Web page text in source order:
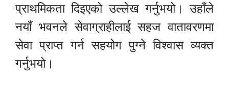
प्राथमिकता दिइएको उल्लेख गर्नुभयो। उहाँले
नयाँ भवनले सेवाग्राहीलाई सहज वातावरणमा
सेवा प्राप्त गर्न सहयोग पुग्ने विश्वास व्यक्त
गर्नुभयो।